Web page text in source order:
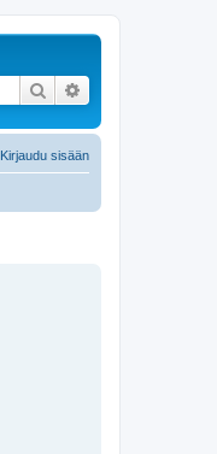
Etsi
Kirjaudu sisään